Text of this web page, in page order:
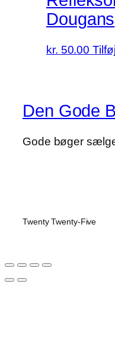
Dougans
kr. 50.00
Den Gode
Gode bøger
Twenty Twenty-Five